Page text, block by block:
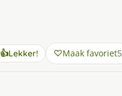
👍Lekker! Maak favoriet5